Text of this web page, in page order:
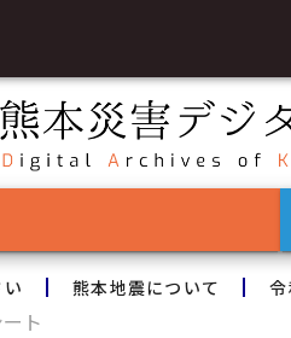
熊本地震について
ト